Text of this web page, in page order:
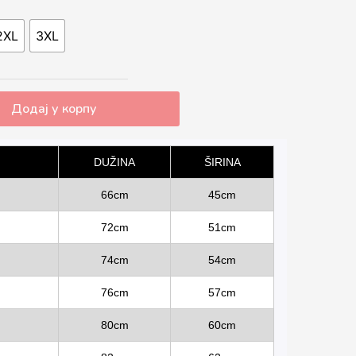
3XL
Додај у корпу
DUŽINA ŠIRINA
66cm 45cm
72cm 51cm
74cm 54cm
76cm 57cm
80cm 60cm